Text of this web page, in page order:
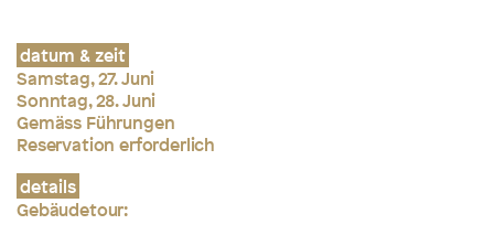
datum & zeit
Samstag, 27. Juni
Sonntag, 28. Juni
Gemäss Führungen
Reservation erforderlich
details
Gebäudetour: